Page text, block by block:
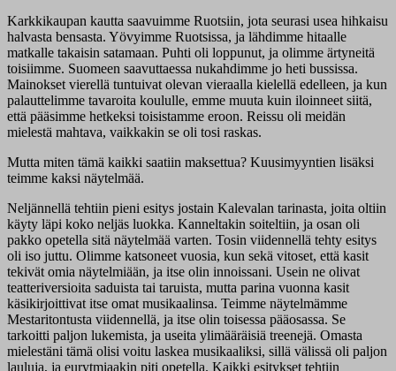
Karkkikaupan kautta saavuimme Ruotsiin, jota seurasi usea hihkaisu
halvasta bensasta. Yövyimme Ruotsissa, ja lähdimme hitaalle
matkalle takaisin satamaan. Puhti oli loppunut, ja olimme ärtyneitä
toisiimme. Suomeen saavuttaessa nukahdimme jo heti bussissa.
Mainokset vierellä tuntuivat olevan vieraalla kielellä edelleen, ja kun
palauttelimme tavaroita koululle, emme muuta kuin iloinneet siitä,
että pääsimme hetkeksi toisistamme eroon. Reissu oli meidän
mielestä mahtava, vaikkakin se oli tosi raskas.
Mutta miten tämä kaikki saatiin maksettua? Kuusimyyntien lisäksi
teimme kaksi näytelmää.
Neljännellä tehtiin pieni esitys jostain Kalevalan tarinasta, joita oltiin
käyty läpi koko neljäs luokka. Kanneltakin soiteltiin, ja osan oli
pakko opetella sitä näytelmää varten. Tosin viidennellä tehty esitys
oli iso juttu. Olimme katsoneet vuosia, kun sekä vitoset, että kasit
tekivät omia näytelmiään, ja itse olin innoissani. Usein ne olivat
teatteriversioita saduista tai taruista, mutta parina vuonna kasit
käsikirjoittivat itse omat musikaalinsa. Teimme näytelmämme
Mestaritontusta viidennellä, ja itse olin toisessa pääosassa. Se
tarkoitti paljon lukemista, ja useita ylimääräisiä treenejä. Omasta
mielestäni tämä olisi voitu laskea musikaaliksi, sillä välissä oli paljon
lauluja, ja eurytmiaakin piti opetella. Kaikki esitykset tehtiin